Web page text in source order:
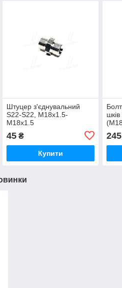
Штуцер з'єднувальний
S22-S22, М18х1.5-
М18х1.5
45₴
Купити
245